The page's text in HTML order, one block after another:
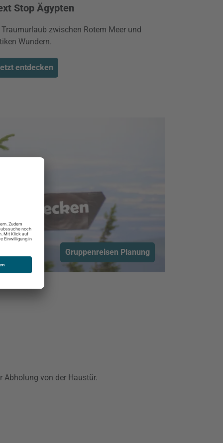
Stop Ägypten
Traumurlaub zwischen Rotem Meer und
Wundern.
entdecken
Gruppenreisen Planung
Abholung von der Haustür.